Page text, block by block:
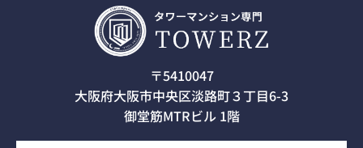
〒5410047
大阪府大阪市中央区淡路町３丁目6-3
御堂筋MTRビル 1階